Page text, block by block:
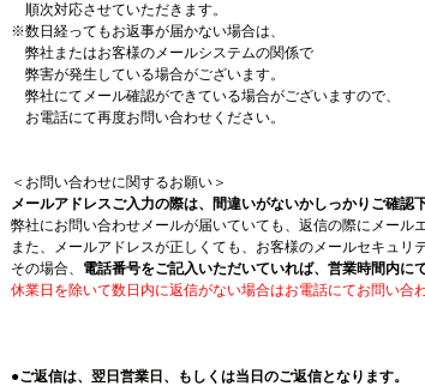
順次対応させていただきます。
※数日経ってもお返事が届かない場合は、
弊社またはお客様のメールシステムの関係で
弊害が発生している場合がございます。
弊社にてメール確認ができている場合がございますので、
お電話にて再度お問い合わせください。
＜お問い合わせに関するお願い＞
メールアドレスご入力の際は、間違いがないかしっかりご確認
弊社にお問い合わせメールが届いていても、返信の際にメール
また、メールアドレスが正しくても、お客様のメールセキュ
その場合、 電話番号をご記入いただいていれば、営業時間内に
休業日を除いて数日内に返信がない場合はお電話にてお問い合
●ご返信は、翌日営業日、もしくは当日のご返信となります。